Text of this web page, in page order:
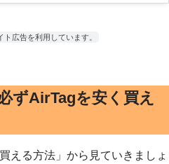
広告を利用しています。
ずAirTagを安く買え
える方法」から見ていきましょ